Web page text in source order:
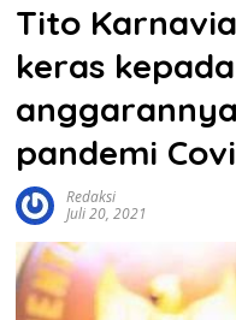
Tito
keras
pandemi
Redaksi
Juli 20, 2021